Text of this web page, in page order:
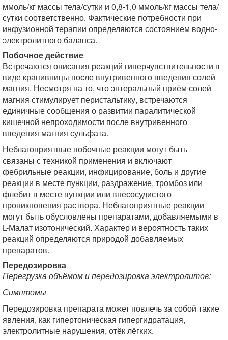
ммоль/кг массы тела/сутки и 0,8-1,0 ммоль/кг массы тела/
сутки соответственно. Фактические потребности при
инфузионной терапии определяются состоянием водно-
электролитного баланса.
Побочное действие
Встречаются описания реакций гиперчувствительности в
виде крапивницы после внутривенного введения солей
магния. Несмотря на то, что энтеральный приём солей
магния стимулирует перистальтику, встречаются
единичные сообщения о развитии паралитической
кишечной непроходимости после внутривенного
введения магния сульфата.
Неблагоприятные побочные реакции могут быть
связаны с техникой применения и включают
фебрильные реакции, инфицирование, боль и другие
реакции в месте пункции, раздражение, тромбоз или
флебит в месте пункции или внесосудистого
проникновения раствора. Неблагоприятные реакции
могут быть обусловлены препаратами, добавляемыми в
L-Малат изотонический. Характер и вероятность таких
реакций определяются природой добавляемых
препаратов.
Передозировка
Перегрузка объёмом и передозировка электролитов:
Симптомы
Передозировка препарата может повлечь за собой такие
явления, как гипертоническая гипергидратация,
электролитные нарушения, отёк лёгких.